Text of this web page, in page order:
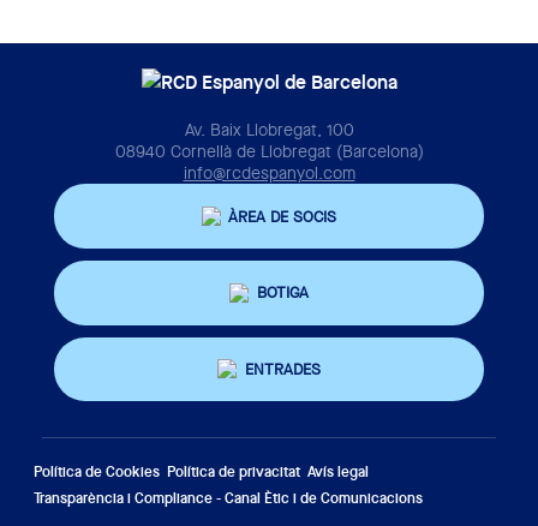
Av. Baix Llobregat, 100
08940 Cornellà de Llobregat (Barcelona)
info@rcdespanyol.com
ÀREA DE SOCIS
BOTIGA
ENTRADES
Política de Cookies Política de privacitat Avís legal
Transparència i Compliance - Canal Ètic i de Comunicacions